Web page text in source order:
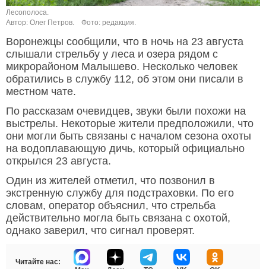
Лесополоса.
Автор: Олег Петров.
Фото: редакция.
Воронежцы сообщили, что в ночь на 23 августа
слышали стрельбу у леса и озера рядом с
микрорайоном Малышево. Несколько человек
обратились в службу 112, об этом они писали в
местном чате.
По рассказам очевидцев, звуки были похожи на
выстрелы. Некоторые жители предположили, что
они могли быть связаны с началом сезона охоты
на водоплавающую дичь, который официально
открылся 23 августа.
Один из жителей отметил, что позвонил в
экстренную службу для подстраховки. По его
словам, оператор объяснил, что стрельба
действительно могла быть связана с охотой,
однако заверил, что сигнал проверят.
Читайте нас: